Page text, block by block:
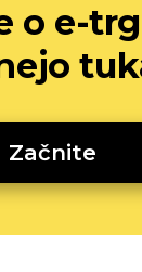
o e-
Začnite